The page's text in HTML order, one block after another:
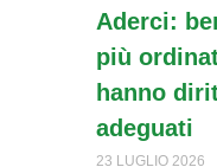
Aderci:
più
hanno
adeguati
23 LUGLIO 2026